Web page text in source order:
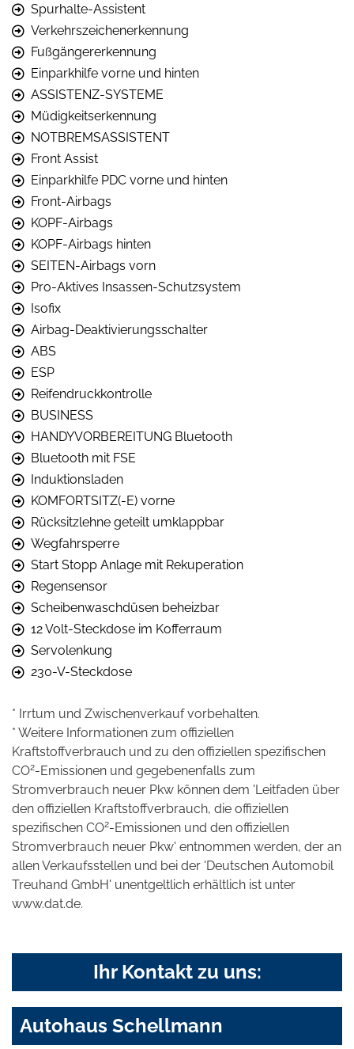
Spurhalte-Assistent
Verkehrszeichenerkennung
Fußgängererkennung
Einparkhilfe vorne und hinten
ASSISTENZ-SYSTEME
Müdigkeitserkennung
NOTBREMSASSISTENT
Front Assist
Einparkhilfe PDC vorne und hinten
Front-Airbags
KOPF-Airbags
KOPF-Airbags hinten
SEITEN-Airbags vorn
Pro-Aktives Insassen-Schutzsystem
Isofix
Airbag-Deaktivierungsschalter
ABS
ESP
Reifendruckkontrolle
BUSINESS
HANDYVORBEREITUNG Bluetooth
Bluetooth mit FSE
Induktionsladen
KOMFORTSITZ(-E) vorne
Rücksitzlehne geteilt umklappbar
Wegfahrsperre
Start Stopp Anlage mit Rekuperation
Regensensor
Scheibenwaschdüsen beheizbar
12 Volt-Steckdose im Kofferraum
Servolenkung
230-V-Steckdose
* Irrtum und Zwischenverkauf vorbehalten.
* Weitere Informationen zum offiziellen
Kraftstoffverbrauch und zu den offiziellen spezifischen
CO2-Emissionen und gegebenenfalls zum
Stromverbrauch neuer Pkw können dem 'Leitfaden über
den offiziellen Kraftstoffverbrauch, die offiziellen
spezifischen CO2-Emissionen und den offiziellen
Stromverbrauch neuer Pkw' entnommen werden, der an
allen Verkaufsstellen und bei der 'Deutschen Automobil
Treuhand GmbH' unentgeltlich erhältlich ist unter
www.dat.de.
Ihr Kontakt zu uns:
Autohaus Schellmann